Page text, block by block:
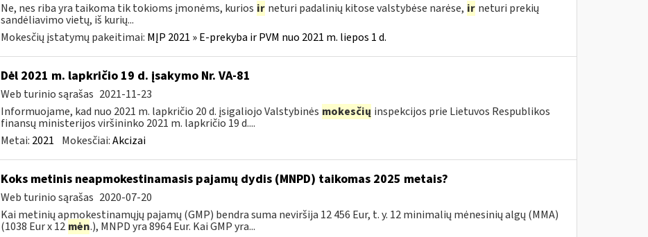
Ne, nes riba yra taikoma tik tokioms įmonėms, kurios ir neturi padalinių kitose valstybėse narėse, ir neturi prekių
sandėliavimo vietų, iš kurių...
Mokesčių įstatymų pakeitimai: MĮP 2021 » E-prekyba ir PVM nuo 2021 m. liepos 1 d.
Dėl 2021 m. lapkričio 19 d. įsakymo Nr. VA-81
Web turinio sąrašas 2021-11-23
Informuojame, kad nuo 2021 m. lapkričio 20 d. įsigaliojo Valstybinės mokesčių inspekcijos prie Lietuvos Respublikos
finansų ministerijos viršininko 2021 m. lapkričio 19 d....
Metai: 2021 Mokesčiai:Akcizai
Koks metinis neapmokestinamasis pajamų dydis (MNPD) taikomas 2025 metais?
Web turinio sąrašas 2020-07-20
Kai metinių apmokestinamųjų pajamų (GMP) bendra suma neviršija 12 456 Eur, t. y. 12 minimalių mėnesinių algų (MMA)
(1038 Eur x 12 mėn.), MNPD yra 8964 Eur. Kai GMP yra...